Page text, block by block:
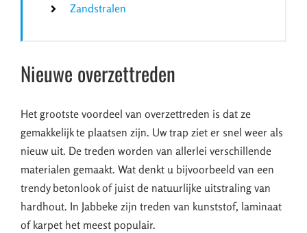
Zandstralen
Nieuwe overzettreden
Het grootste voordeel van overzettreden is dat ze
gemakkelijk te plaatsen zijn. Uw trap ziet er snel weer als
nieuw uit. De treden worden van allerlei verschillende
materialen gemaakt. Wat denkt u bijvoorbeeld van een
trendy betonlook of juist de natuurlijke uitstraling van
hardhout. In Jabbeke zijn treden van kunststof, laminaat
of karpet het meest populair.